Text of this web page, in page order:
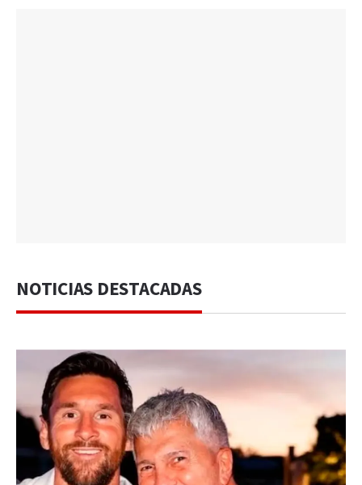
NOTICIAS DESTACADAS